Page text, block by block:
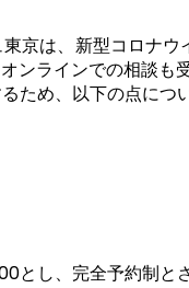
京は、新型コロナ
ラインでの相談も
め、以下の点につ
とし、完全予約制